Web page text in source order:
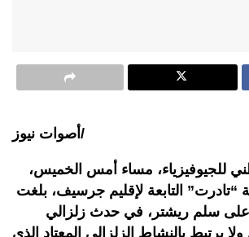
أصوات نيوز/
للجيوفيزياء، مساء أمس الخميس،
“تادرت” التابعة لإقليم جرسيف، بلغت
درجات على سلم ريشتر، في حدث زلزالي
يرتبط بالنشاط الزلزالي المعتاد الذي